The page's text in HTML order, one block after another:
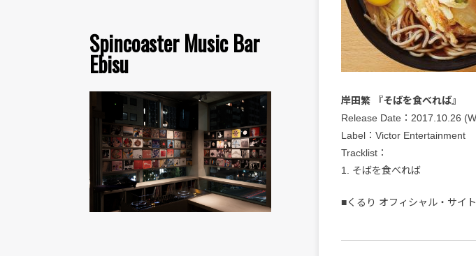
Spincoaster Music Bar
Ebisu
岸田繁 『そばを食べれば』
Release Date：2017.10.26
Label：Victor Entertainment
Tracklist：
1. そばを食べれば
■くるり オフィシャル・サイト